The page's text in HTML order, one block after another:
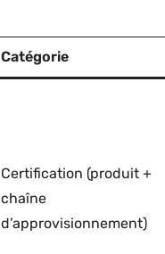
Catégorie
Certification (produit +
chaîne
d’approvisionnement)